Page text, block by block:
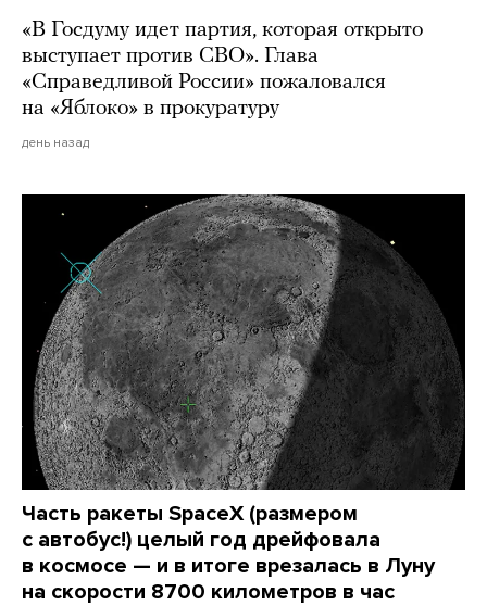
«В Госдуму идет партия, которая открыто
выступает против СВО». Глава
«Справедливой России» пожаловался
на «Яблоко» в прокуратуру
день назад
Часть ракеты SpaceX (размером
с автобус!) целый год дрейфовала
в космосе — и в итоге врезалась в Луну
на скорости 8700 километров в час